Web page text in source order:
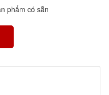
phẩm có sẵn